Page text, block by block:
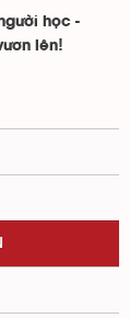
học -
lên!